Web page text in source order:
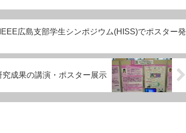
広島支部学生シンポジウム(HISS)でポスター発
成果の講演・ポスター展示